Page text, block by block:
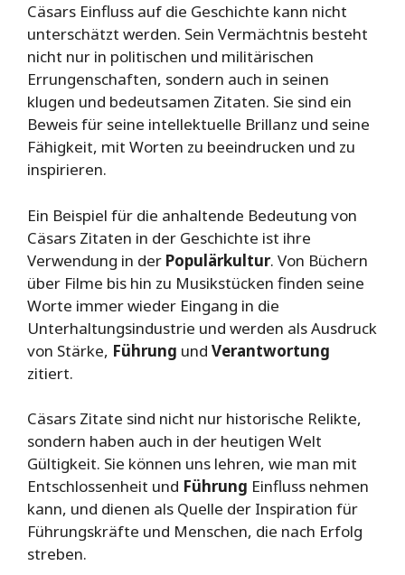
Cäsars Einfluss auf die Geschichte kann nicht
unterschätzt werden. Sein Vermächtnis besteht
nicht nur in politischen und militärischen
Errungenschaften, sondern auch in seinen
klugen und bedeutsamen Zitaten. Sie sind ein
Beweis für seine intellektuelle Brillanz und seine
Fähigkeit, mit Worten zu beeindrucken und zu
inspirieren.
Ein Beispiel für die anhaltende Bedeutung von
Cäsars Zitaten in der Geschichte ist ihre
Verwendung in der Populärkultur. Von Büchern
über Filme bis hin zu Musikstücken finden seine
Worte immer wieder Eingang in die
Unterhaltungsindustrie und werden als Ausdruck
von Stärke, Führung und Verantwortung
zitiert.
Cäsars Zitate sind nicht nur historische Relikte,
sondern haben auch in der heutigen Welt
Gültigkeit. Sie können uns lehren, wie man mit
Entschlossenheit und Führung Einfluss nehmen
kann, und dienen als Quelle der Inspiration für
Führungskräfte und Menschen, die nach Erfolg
streben.